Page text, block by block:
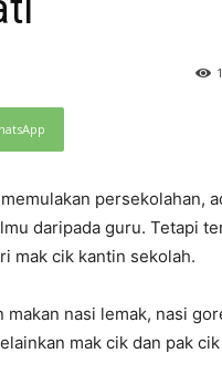
persekolahan,
daripada guru. Tetapi
mak cik kantin sekolah.
nasi lemak, nasi
mak cik dan pak